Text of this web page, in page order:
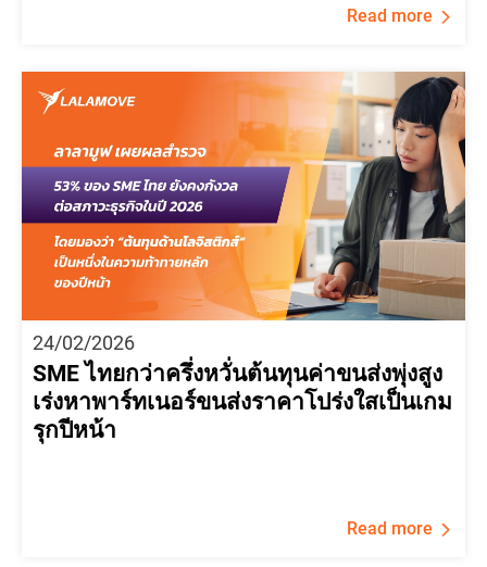
Read more
24/02/2026
SME ไทยกว่าครึ่งหวั่นต้นทุนค่าขนส่งพุ่งสูง
เร่งหาพาร์ทเนอร์ขนส่งราคาโปร่งใสเป็นเกม
รุกปีหน้า
Read more